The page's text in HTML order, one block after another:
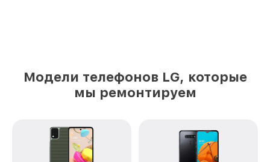
Модели телефонов LG, которые
мы ремонтируем